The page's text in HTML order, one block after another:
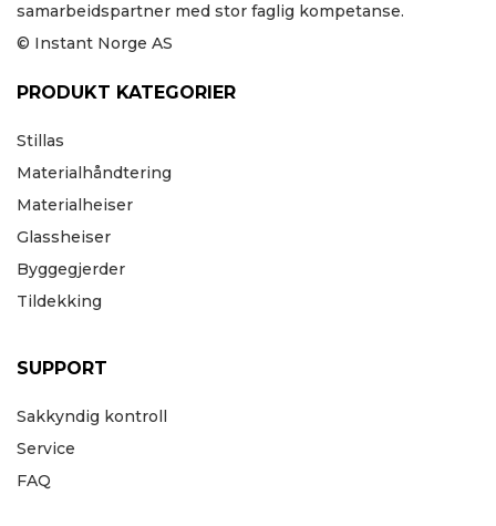
samarbeidspartner med stor faglig kompetanse.
© Instant Norge AS
PRODUKT KATEGORIER
Stillas
Materialhåndtering
Materialheiser
Glassheiser
Byggegjerder
Tildekking
SUPPORT
Sakkyndig kontroll
Service
FAQ